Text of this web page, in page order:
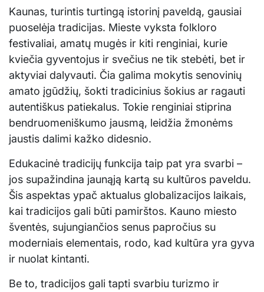
Kaunas, turintis turtingą istorinį paveldą, gausiai
puoselėja tradicijas. Mieste vyksta folkloro
festivaliai, amatų mugės ir kiti renginiai, kurie
kviečia gyventojus ir svečius ne tik stebėti, bet ir
aktyviai dalyvauti. Čia galima mokytis senovinių
amato įgūdžių, šokti tradicinius šokius ar ragauti
autentiškus patiekalus. Tokie renginiai stiprina
bendruomeniškumo jausmą, leidžia žmonėms
jaustis dalimi kažko didesnio.
Edukacinė tradicijų funkcija taip pat yra svarbi –
jos supažindina jaunąją kartą su kultūros paveldu.
Šis aspektas ypač aktualus globalizacijos laikais,
kai tradicijos gali būti pamirštos. Kauno miesto
šventės, sujungiančios senus papročius su
moderniais elementais, rodo, kad kultūra yra gyva
ir nuolat kintanti.
Be to, tradicijos gali tapti svarbiu turizmo ir